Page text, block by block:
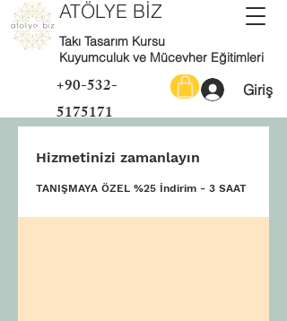
ATÖLYE BİZ
Takı Tasarım Kursu
Kuyumculuk ve Mücevher Eğitimleri
+90-532-
5175171
Giriş
Hizmetinizi zamanlayın
TANIŞMAYA ÖZEL %25 İndirim - 3 SAAT